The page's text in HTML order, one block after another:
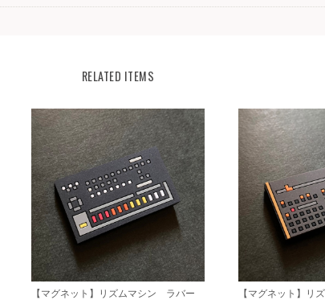
RELATED ITEMS
【マグネット】リズムマシン ラバー
【マグネット】リ